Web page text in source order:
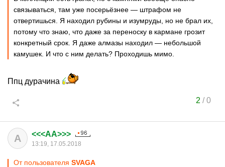
связываться, там уже посерьёзнее — штрафом не
отвертишься. Я находил рубины и изумруды, но не брал их,
потому что знаю, что даже за переноску в кармане грозит
конкретный срок. Я даже алмазы находил — небольшой
камушек. И что с ним делать? Проходишь мимо.
Ппц дурачина
2 /0
A <<<AA>>>
13:19, 17.05.2018
От пользователя SVAGA